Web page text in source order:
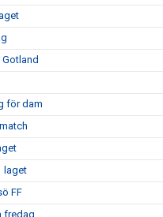
för dam
laget
FF
fredag